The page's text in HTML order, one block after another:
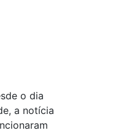
o dia
a notícia